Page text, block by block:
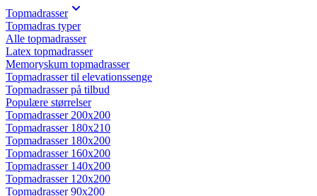
Topmadrasser
Topmadras typer
Alle topmadrasser
Latex topmadrasser
Memoryskum topmadrasser
Topmadrasser til elevationssenge
Topmadrasser på tilbud
Populære størrelser
Topmadrasser 200x200
Topmadrasser 180x210
Topmadrasser 180x200
Topmadrasser 160x200
Topmadrasser 140x200
Topmadrasser 120x200
Topmadrasser 90x200